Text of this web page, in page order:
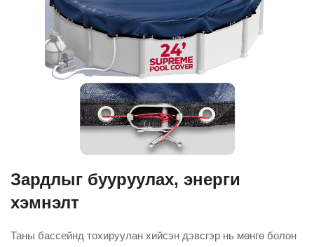
Зардлыг бууруулах, энерги
хэмнэлт
Таны бассейнд тохируулан хийсэн дэвсгэр нь мөнгө болон